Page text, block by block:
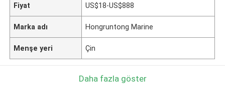
Fiyat US$18-US$888
Marka adı Hongruntong Marine
Menşe yeri Çin
Daha fazla göster